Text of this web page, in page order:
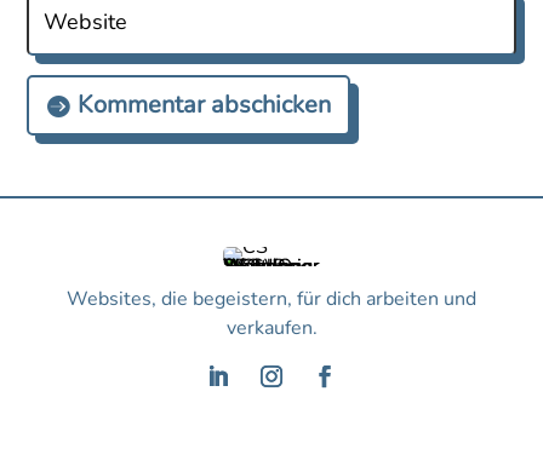
Kommentar abschicken
Websites, die begeistern, für dich arbeiten und
verkaufen.